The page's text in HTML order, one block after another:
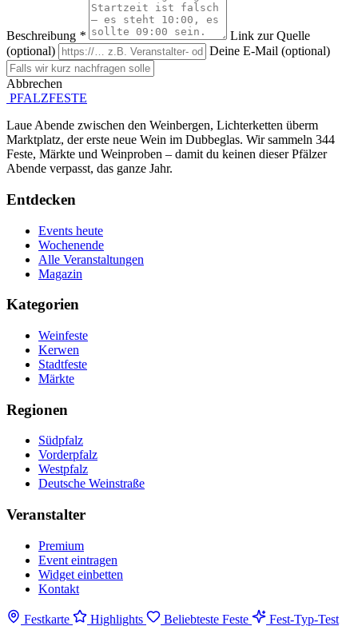
Beschreibung *
Link zur Quelle
(optional)
Deine E-Mail (optional)
Abbrechen
PFALZFESTE
Laue Abende zwischen den Weinbergen, Lichterketten überm
Marktplatz, der erste neue Wein im Dubbeglas. Wir sammeln 344
Feste, Märkte und Weinproben – damit du keinen dieser Pfälzer
Abende verpasst, das ganze Jahr.
Entdecken
Events heute
Wochenende
Alle Veranstaltungen
Magazin
Kategorien
Weinfeste
Kerwen
Stadtfeste
Märkte
Regionen
Südpfalz
Vorderpfalz
Westpfalz
Deutsche Weinstraße
Veranstalter
Premium
Event eintragen
Widget einbetten
Kontakt
Festkarte Highlights Beliebteste Feste
Fest-Typ-Test